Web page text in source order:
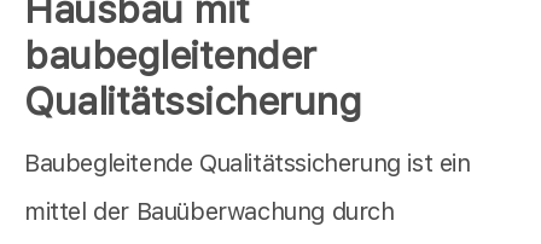
baubegleitender
Qualitätssicherung
Baubegleitende Qualitätssicherung ist ein
mittel der Bauüberwachung durch